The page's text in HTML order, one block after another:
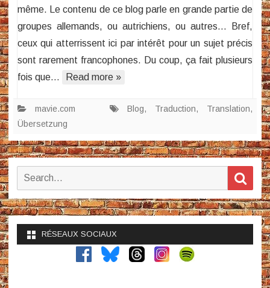
même. Le contenu de ce blog parle en grande partie de
groupes allemands, ou autrichiens, ou autres… Bref,
ceux qui atterrissent ici par intérêt pour un sujet précis
sont rarement francophones. Du coup, ça fait plusieurs
fois que…
Read more »
mavie.com Blog, Traduction, Translation,
Übersetzung
Search
RÉSEAUX SOCIAUX